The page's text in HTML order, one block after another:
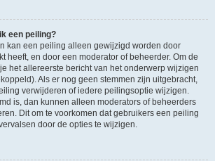
een peiling?
kan een peiling alleen gewijzigd worden door
heeft, en door een moderator of beheerder. Om de
het allereerste bericht van het onderwerp wijzigen
Als er nog geen stemmen zijn uitgebracht,
verwijderen of iedere peilingsoptie wijzigen.
is, dan kunnen alleen moderators of beheerders
Dit om te voorkomen dat gebruikers een peiling
door de opties te wijzigen.